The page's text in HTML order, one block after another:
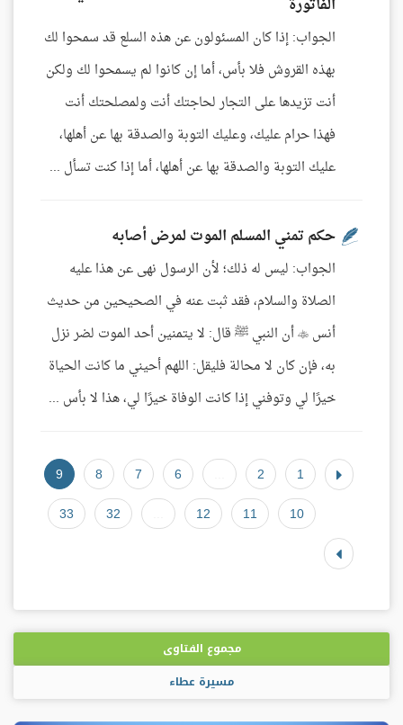
الفاتورة
الجواب: إذا كان المسئولون عن هذه السلع قد سمحوا لك
بهذه القروش فلا بأس، أما إن كانوا لم يسمحوا لك ولكن
أنت تزيدها على التجار لحاجتك أنت ولمصلحتك أنت
فهذا حرام عليك، وعليك التوبة والصدقة بها عن أهلها،
عليك التوبة والصدقة بها عن أهلها، أما إذا كنت تسأل ...
حكم تمني المسلم الموت لمرض أصابه
الجواب: ليس له ذلك؛ لأن الرسول نهى عن هذا عليه
الصلاة والسلام، فقد ثبت عنه في الصحيحين من حديث
أنس  أن النبي ﷺ قال: لا يتمنين أحد الموت لضر نزل
به، فإن كان لا محالة فليقل: اللهم أحيني ما كانت الحياة
خيرًا لي وتوفني إذا كانت الوفاة خيرًا لي، هذا لا بأس ...
1
2
6
7
8
9
10
11
12
32
33
مجموع الفتاوى
مسيرة عطاء